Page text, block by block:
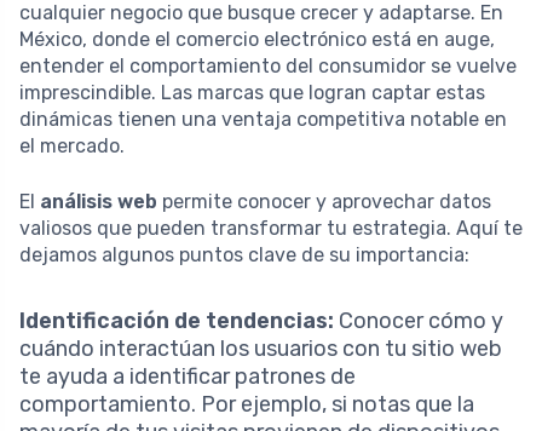
cualquier negocio que busque crecer y adaptarse. En
México, donde el comercio electrónico está en auge,
entender el comportamiento del consumidor se vuelve
imprescindible. Las marcas que logran captar estas
dinámicas tienen una ventaja competitiva notable en
el mercado.
El análisis web permite conocer y aprovechar datos
valiosos que pueden transformar tu estrategia. Aquí te
dejamos algunos puntos clave de su importancia:
Identificación de tendencias: Conocer cómo y
cuándo interactúan los usuarios con tu sitio web
te ayuda a identificar patrones de
comportamiento. Por ejemplo, si notas que la